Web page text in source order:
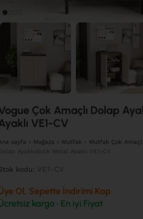
Çok Amaçlı Dolap
VE1-CV
sayfa » Mağaza » Mutfak » Mutfak Çok
Ayakkabılık Metal Ayaklı VE1-CV
kodu: VE1-CV
Ol, Sepette İndirimi Kap
kargo • En iyi Fiyat